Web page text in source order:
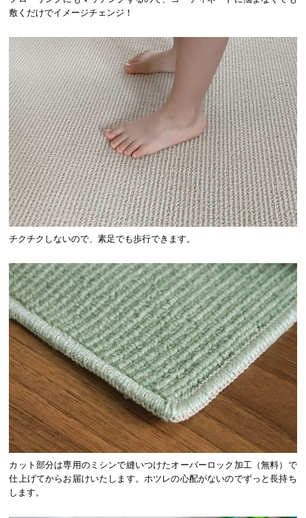
敷くだけでイメージチェンジ！
チクチクしないので、素足でも歩行できます。
カット部分は専用のミシンで縫いつけたオーバーロック加工（無料）で
仕上げてからお届けいたします。ホツレの心配がないのでずっと長持ち
します。